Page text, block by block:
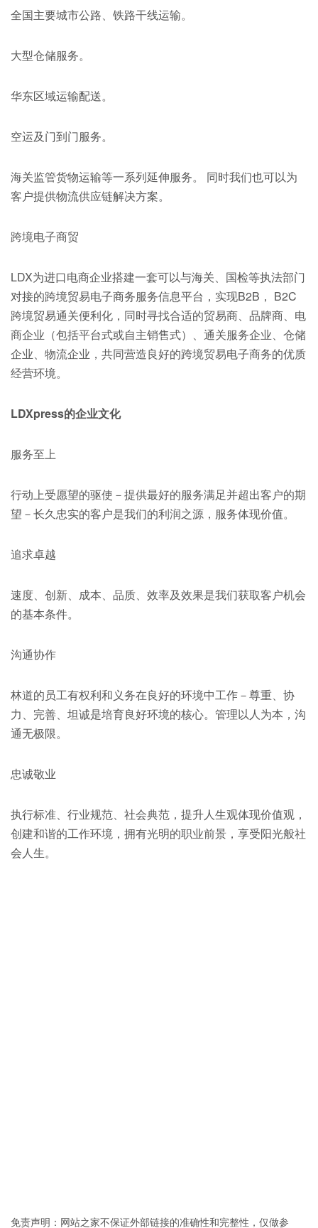
全国主要城市公路、铁路干线运输。
大型仓储服务。
华东区域运输配送。
空运及门到门服务。
海关监管货物运输等一系列延伸服务。 同时我们也可以为
客户提供物流供应链解决方案。
跨境电子商贸
LDX为进口电商企业搭建一套可以与海关、国检等执法部门
对接的跨境贸易电子商务服务信息平台，实现B2B， B2C
跨境贸易通关便利化，同时寻找合适的贸易商、品牌商、电
商企业（包括平台式或自主销售式）、通关服务企业、仓储
企业、物流企业，共同营造良好的跨境贸易电子商务的优质
经营环境。
LDXpress的企业文化
服务至上
行动上受愿望的驱使－提供最好的服务满足并超出客户的期
望－长久忠实的客户是我们的利润之源，服务体现价值。
追求卓越
速度、创新、成本、品质、效率及效果是我们获取客户机会
的基本条件。
沟通协作
林道的员工有权利和义务在良好的环境中工作－尊重、协
力、完善、坦诚是培育良好环境的核心。管理以人为本，沟
通无极限。
忠诚敬业
执行标准、行业规范、社会典范，提升人生观体现价值观，
创建和谐的工作环境，拥有光明的职业前景，享受阳光般社
会人生。
免责声明：网站之家不保证外部链接的准确性和完整性，仅做参